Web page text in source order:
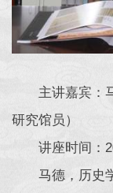
主讲嘉宾：
研究馆员）
讲座时间：
马德，历史